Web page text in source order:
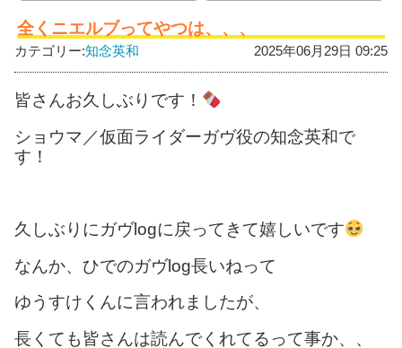
全くニエルブってやつは、、、
カテゴリー:知念英和 2025年06月29日 09:25
皆さんお久しぶりです！
ショウマ／仮面ライダーガヴ役の知念英和で
す！
久しぶりにガヴlogに戻ってきて嬉しいです
なんか、ひでのガヴlog長いねって
ゆうすけくんに言われましたが、
長くても皆さんは読んでくれてるって事か、、